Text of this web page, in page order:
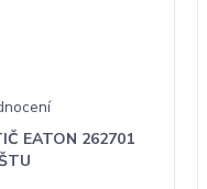
EATON 262701